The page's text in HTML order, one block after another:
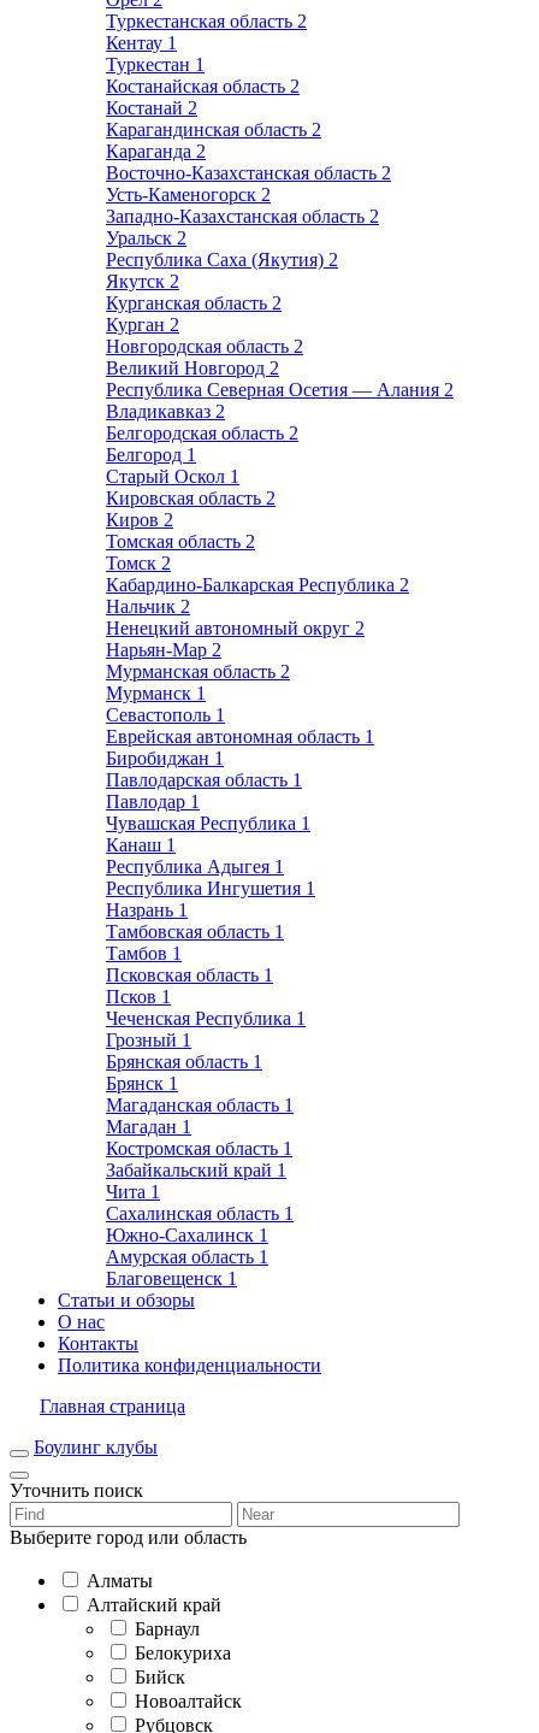
Туркестанская область 2
Кентау 1
Туркестан 1
Костанайская область 2
Костанай 2
Карагандинская область 2
Караганда 2
Восточно-Казахстанская область 2
Усть-Каменогорск 2
Западно-Казахстанская область 2
Уральск 2
Республика Саха (Якутия) 2
Якутск 2
Курганская область 2
Курган 2
Новгородская область 2
Великий Новгород 2
Республика Северная Осетия — Алания 2
Владикавказ 2
Белгородская область 2
Белгород 1
Старый Оскол 1
Кировская область 2
Киров 2
Томская область 2
Томск 2
Кабардино-Балкарская Республика 2
Нальчик 2
Ненецкий автономный округ 2
Нарьян-Мар 2
Мурманская область 2
Мурманск 1
Севастополь 1
Еврейская автономная область 1
Биробиджан 1
Павлодарская область 1
Павлодар 1
Чувашская Республика 1
Канаш 1
Республика Адыгея 1
Республика Ингушетия 1
Назрань 1
Тамбовская область 1
Тамбов 1
Псковская область 1
Псков 1
Чеченская Республика 1
Грозный 1
Брянская область 1
Брянск 1
Магаданская область 1
Магадан 1
Костромская область 1
Забайкальский край 1
Чита 1
Сахалинская область 1
Южно-Сахалинск 1
Амурская область 1
Благовещенск 1
Статьи и обзоры
О нас
Контакты
Политика конфиденциальности
Главная страница
Боулинг клубы
Уточнить поиск
Выберите город или область
Алматы
Алтайский край
Барнаул
Белокуриха
Бийск
Новоалтайск
Рубцовск